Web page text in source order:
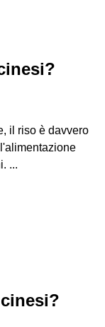
il riso è davvero
...